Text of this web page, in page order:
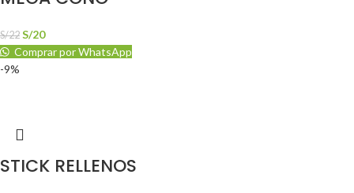
S/22 S/20
Comprar por WhatsApp
-9%
STICK RELLENOS